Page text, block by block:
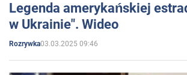
Legenda amerykańskiej
w Ukrainie". Wideo
Rozrywka03.03.2025 09:46